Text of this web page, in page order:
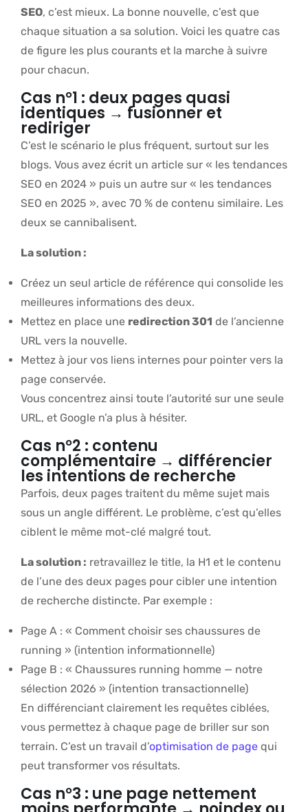
SEO, c’est mieux. La bonne nouvelle, c’est que
chaque situation a sa solution. Voici les quatre cas
de figure les plus courants et la marche à suivre
pour chacun.
Cas n°1 : deux pages quasi
identiques → fusionner et
rediriger
C’est le scénario le plus fréquent, surtout sur les
blogs. Vous avez écrit un article sur « les tendances
SEO en 2024 » puis un autre sur « les tendances
SEO en 2025 », avec 70 % de contenu similaire. Les
deux se cannibalisent.
La solution :
Créez un seul article de référence qui consolide les
meilleures informations des deux.
Mettez en place une redirection 301 de l’ancienne
URL vers la nouvelle.
Mettez à jour vos liens internes pour pointer vers la
page conservée.
Vous concentrez ainsi toute l’autorité sur une seule
URL, et Google n’a plus à hésiter.
Cas n°2 : contenu
complémentaire → différencier
les intentions de recherche
Parfois, deux pages traitent du même sujet mais
sous un angle différent. Le problème, c’est qu’elles
ciblent le même mot-clé malgré tout.
La solution : retravaillez le title, la H1 et le contenu
de l’une des deux pages pour cibler une intention
de recherche distincte. Par exemple :
Page A : « Comment choisir ses chaussures de
running » (intention informationnelle)
Page B : « Chaussures running homme — notre
sélection 2026 » (intention transactionnelle)
En différenciant clairement les requêtes ciblées,
vous permettez à chaque page de briller sur son
terrain. C’est un travail d’optimisation de page qui
peut transformer vos résultats.
Cas n°3 : une page nettement